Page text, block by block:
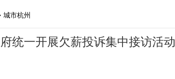
城市杭州
统一开展欠薪投诉集中接访活动